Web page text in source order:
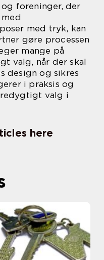
foreninger, der
med tryk, kan
gøre processen
mange på
valg, når der skal
design og sikres
i praksis og
valg i
here